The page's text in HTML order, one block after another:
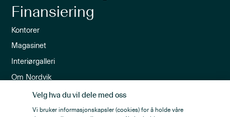
Finansiering
Kontorer
Magasinet
Interiørgalleri
Om Nordvik
Ledige stillinger
Nordvik-appen
Velg hva du vil dele med oss
Vi bruker informasjonskapsler (cookies) for å holde våre